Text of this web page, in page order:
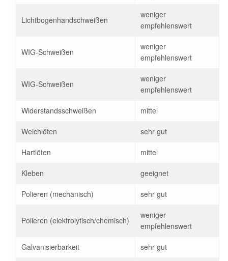
Lichtbogenhandschweißen
weniger
empfehlenswert
WIG-Schweißen
weniger
empfehlenswert
WIG-Schweißen
weniger
empfehlenswert
Widerstandsschweißen mittel
Weichlöten sehr gut
Hartlöten mittel
Kleben geeignet
Polieren (mechanisch) sehr gut
Polieren (elektrolytisch/chemisch)
weniger
empfehlenswert
Galvanisierbarkeit sehr gut